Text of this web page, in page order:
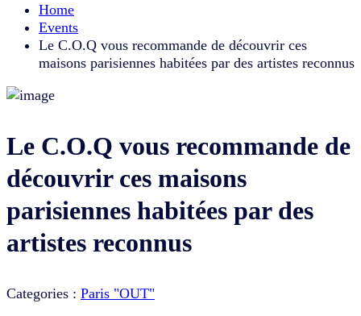
Home
Events
Le C.O.Q vous recommande de découvrir ces
maisons parisiennes habitées par des artistes reconnus
Le C.O.Q vous recommande de
découvrir ces maisons
parisiennes habitées par des
artistes reconnus
Categories : Paris "OUT"